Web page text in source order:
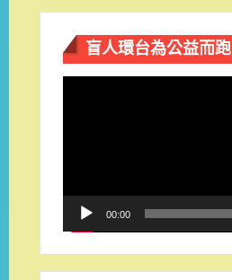
盲人環台​為公益而跑
00:00